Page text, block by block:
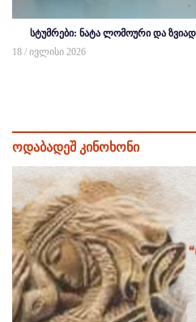
სტუმრები: ნატა ლომოური და
18 / ივლისი 2026
ოდაბადეშ კინოხონი